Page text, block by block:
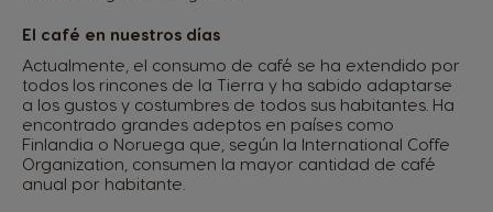
El café en nuestros días
Actualmente, el consumo de café se ha extendido por
todos los rincones de la Tierra y ha sabido adaptarse
a los gustos y costumbres de todos sus habitantes. Ha
encontrado grandes adeptos en países como
Finlandia o Noruega que, según la International Coffe
Organization, consumen la mayor cantidad de café
anual por habitante.